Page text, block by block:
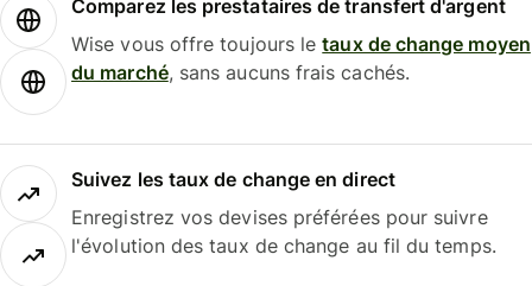
Comparez les prestataires de transfert d'argent
Wise vous offre toujours letaux de change moyen
du marché, sans aucuns frais cachés.
Suivez les taux de change en direct
Enregistrez vos devises préférées pour suivre
l'évolution des taux de change au fil du temps.